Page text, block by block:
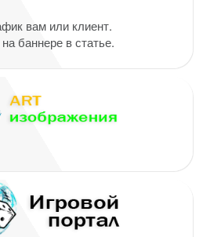
вам или клиент.
баннере в статье.